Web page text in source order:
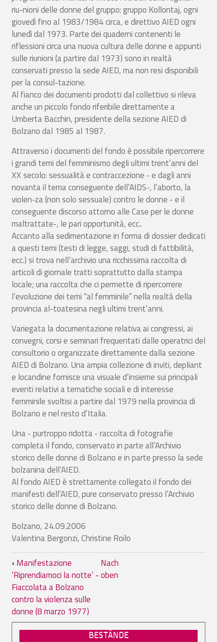
riu-nioni delle donne del gruppo: gruppo Kollontaj, ogni
giovedì fino al 1983/1984 circa, e direttivo AIED ogni
lunedì dal 1973. Parte dei quaderni contenenti le
riflessioni circa una nuova cultura delle donne e appunti
sulle riunioni (a partire dal 1973) sono in realtà
conservati presso la sede AIED, ma non resi disponibili
per la consul-tazione.
Al fianco dei documenti prodotti dal collettivo si rileva
anche un piccolo fondo riferibile direttamente a
Umberta Bacchin, presidente della sezione AIED di
Bolzano dal 1985 al 1987.
Attraverso i documenti del fondo è possibile ripercorrere
i grandi temi del femminismo degli ultimi trent’anni del
XX secolo: sessualità e contraccezione - e dagli anni
novanta il tema conseguente dell’AIDS-, l’aborto, la
violen-za (non solo sessuale) contro le donne - e il
conseguente discorso attorno alle Case per le donne
maltrattate-, le pari opportunità, ecc..
Accanto alla sedimentazione in forma di dossier dedicati
a questi temi (testi di legge, saggi, studi di fattibilità,
ecc.) si trova nell’archivio una ricchissima raccolta di
articoli di giornale tratti soprattutto dalla stampa
locale; una raccolta che ci permette di ripercorrere
l’evoluzione dei temi “al femminile” nella realtà della
provincia al-toatesina negli ultimi trent’anni.
Variegata la documentazione relativa ai congressi, ai
convegni, corsi e seminari frequentati dalle operatrici del
consultorio o organizzate direttamente dalla sezione
AIED di Bolzano. Una ampia collezione di inviti, depliant
e locandine fornisce una visuale d’insieme sui principali
eventi relativi a tematiche sociali e di interesse
femminile svoltisi a partire dal 1979 nella provincia di
Bolzano e nel resto d’Italia.
Una - purtroppo ridotta - raccolta di fotografie
completa il fondo, conservato in parte all’Archivio
storico delle donne di Bolzano e in parte presso la sede
bolzanina dell’AIED.
Al fondo AIED è strettamente collegato il fondo dei
manifesti dell’AIED, pure conservato presso l’Archivio
storico delle donne di Bolzano.
Bolzano, 24.09.2006
Valentina Bergonzi, Christine Roilo
Links für das Blättern im Buch
‹ Manifestazione
’Riprendiamoci la notte’ -
Fiaccolata a Bolzano
contro la violenza sulle
donne (8 marzo 1977)
Nach
oben
BESTÄNDE